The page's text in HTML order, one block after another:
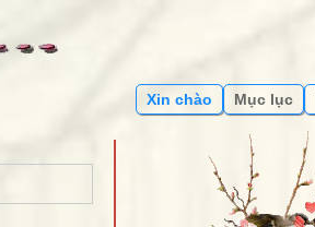
Xin chào Mục lục